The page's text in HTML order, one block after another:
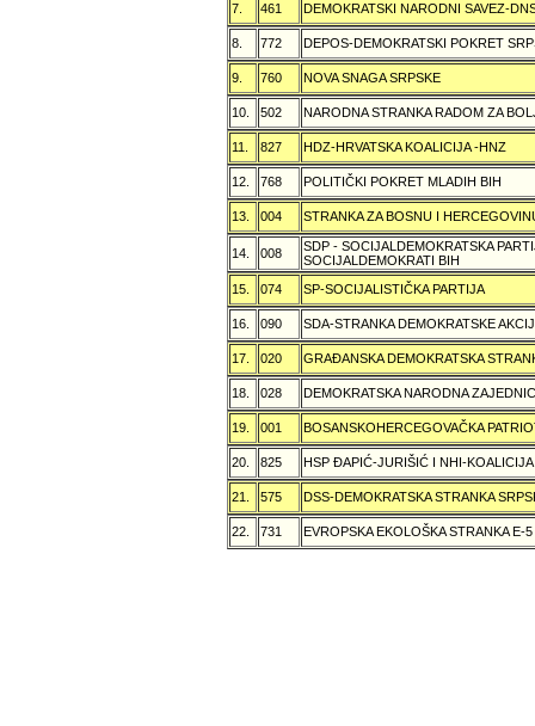
7. 461 DEMOKRATSKI NARODNI SAVEZ-
8. 772 DEPOS-DEMOKRATSKI POKRET
9. 760 NOVA SNAGA SRPSKE
10. 502 NARODNA STRANKA RADOM ZA
11. 827 HDZ-HRVATSKA KOALICIJA -HNZ
12. 768 POLITIČKI POKRET MLADIH BIH
13. 004 STRANKA ZA BOSNU I
14. 008
SDP - SOCIJALDEMOKRATSKA
SOCIJALDEMOKRATI BIH
15.
074 SP-SOCIJALISTIČKA PARTIJA
16. 090 SDA-STRANKA DEMOKRATSKE
17. 020 GRAÐANSKA DEMOKRATSKA
18. 028 DEMOKRATSKA NARODNA
19. 001 BOSANSKOHERCEGOVAČKA
20. 825 HSP ÐAPIĆ-JURIŠIĆ I NHI-
21. 575 DSS-DEMOKRATSKA STRANKA
22. 731 EVROPSKA EKOLOŠKA STRANKA E-5